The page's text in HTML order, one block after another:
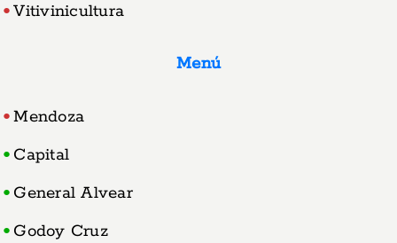
Vitivinicultura
Menú
Mendoza
Capital
General Alvear
Godoy Cruz